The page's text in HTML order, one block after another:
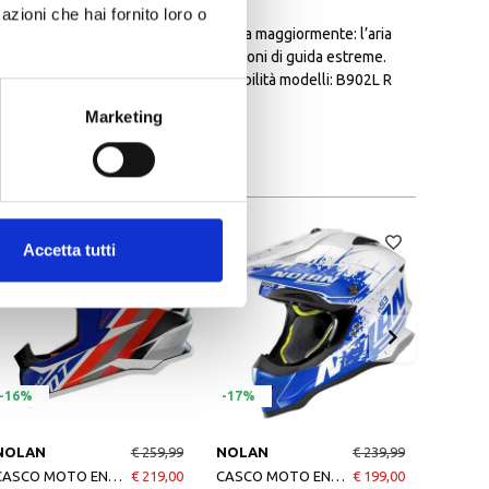
che hai fornito loro o
Marketing
Accetta tutti
la testa del pilota necessita maggiormente: l’aria
massimo comfort anche in condizioni di guida estreme.
(Emergency Stop Signal). Compatibilità modelli: B902L R
-16%
€ 259,99
€ 219,00
-17%
NOLAN
€ 239,99
€ 199,00